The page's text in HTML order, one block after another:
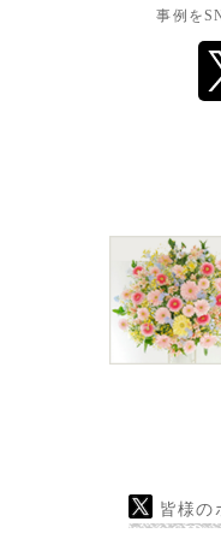
sakaseru
お願いし
初めての
ができる
で素敵な
きました
また機会
ありがと
事例を
皆様の